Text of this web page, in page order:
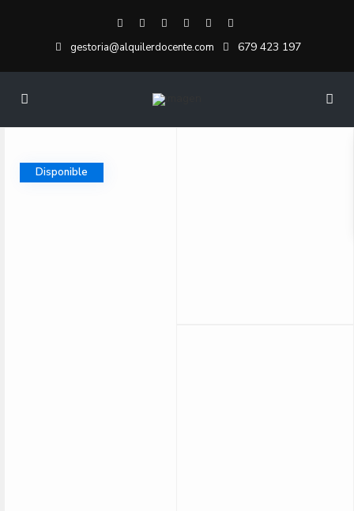
gestoria@alquilerdocente.com 679 423 197
Disponible